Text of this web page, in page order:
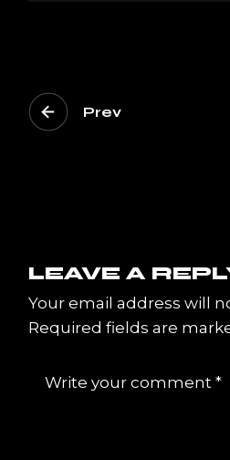
Prev
LEAVE A
Your email address will
Required fields are